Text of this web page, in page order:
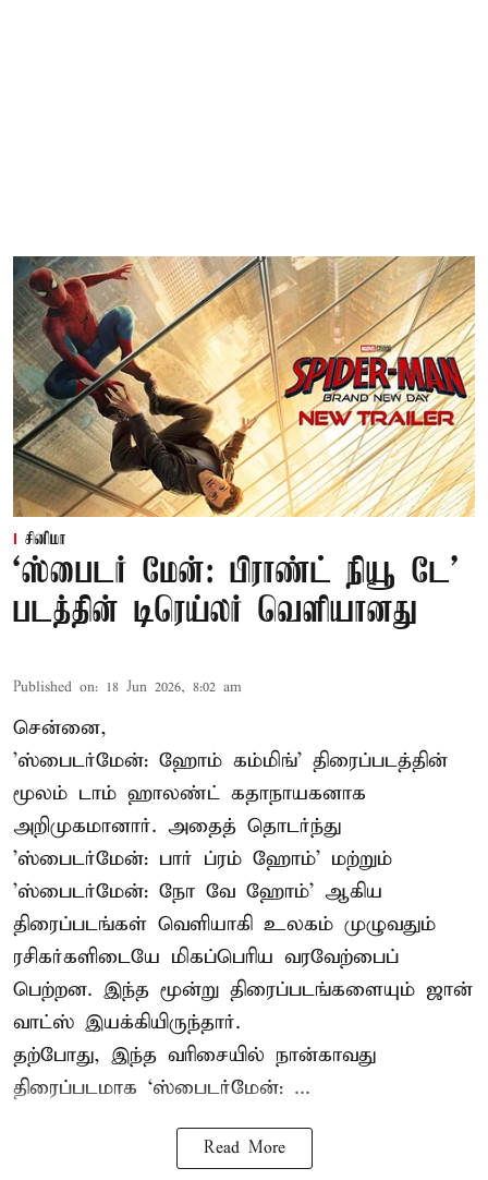
சினிமா
‘ஸ்பைடர் மேன்: பிராண்ட் நியூ டே’
படத்தின் டிரெய்லர் வெளியானது
Published on: 18 Jun 2026, 8:02 am
சென்னை,
'ஸ்பைடர்மேன்: ஹோம் கம்மிங்' திரைப்படத்தின்
மூலம் டாம் ஹாலண்ட் கதாநாயகனாக
அறிமுகமானார். அதைத் தொடர்ந்து
'ஸ்பைடர்மேன்: பார் ப்ரம் ஹோம்' மற்றும்
'ஸ்பைடர்மேன்: நோ வே ஹோம்' ஆகிய
திரைப்படங்கள் வெளியாகி உலகம் முழுவதும்
ரசிகர்களிடையே மிகப்பெரிய வரவேற்பைப்
பெற்றன. இந்த மூன்று திரைப்படங்களையும் ஜான்
வாட்ஸ் இயக்கியிருந்தார்.
தற்போது, இந்த வரிசையில் நான்காவது
திரைப்படமாக ‘ஸ்பைடர்மேன்: ...
Read More